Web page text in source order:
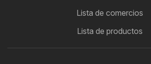
Lista de comercios
Lista de productos